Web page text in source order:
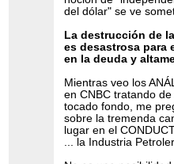
del dólar" se ve
La destrucción de
es desastrosa para
en la deuda y
Mientras veo los
en CNBC tratando
tocado fondo, me
sobre la tremenda
lugar en el
... la Industria